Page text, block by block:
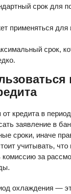
срок для
применяться для
срок,
от кредита в
заявление в
сроки, иначе
учитывать,
комиссию за
охлаждения —